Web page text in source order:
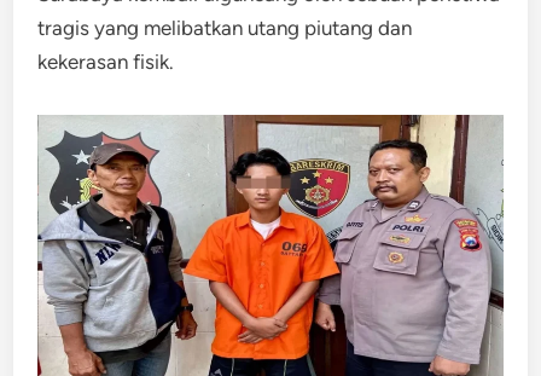
tragis yang melibatkan utang piutang dan
kekerasan fisik.